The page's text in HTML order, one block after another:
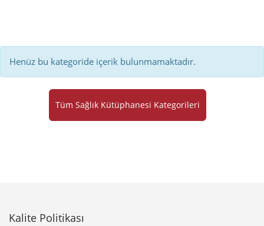
Henüz bu kategoride içerik bulunmamaktadır.
Tüm Sağlık Kütüphanesi Kategorileri
Kalite Politikası